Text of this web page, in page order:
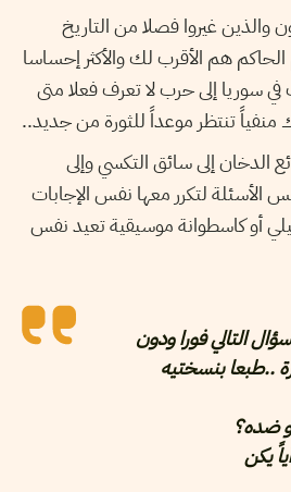
والذين غيروا فصلا من التاريخ
هم الأقرب لك والأكثر إحساسا
سوريا إلى حرب لا تعرف فعلا متى
منفياً تنتظر موعداً للثورة من جديد..
الدخان إلى سائق التكسي وإلى
لتكرر معها نفس الإجابات
أو كاسطوانة موسيقية تعيد نفس
التالي فورا ودون
..طبعا بنسختيه
ضده؟
يكن